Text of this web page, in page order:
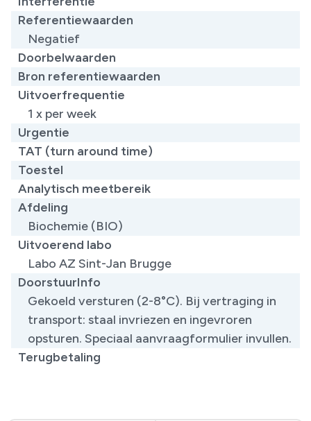
Referentiewaarden
​Negatief
Doorbelwaarden
Bron referentiewaarden
Uitvoerfrequentie
1 x per week
Urgentie
TAT (turn around time)
Toestel
Analytisch meetbereik
Afdeling
Biochemie (BIO)
Uitvoerend labo
Labo AZ Sint-Jan Brugge
DoorstuurInfo
Gekoeld versturen (2-8°C). Bij vertraging in
transport: staal invriezen en ingevroren
opsturen. Speciaal aanvraagformulier invullen.
Terugbetaling